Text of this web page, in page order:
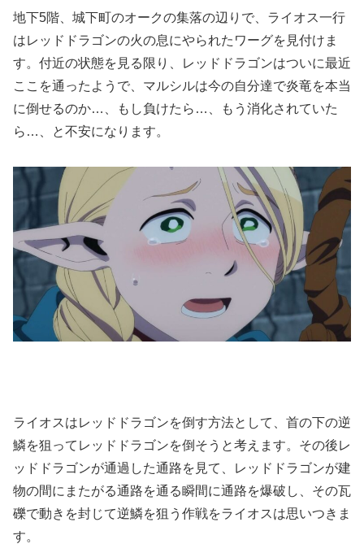
地下5階、城下町のオークの集落の辺りで、ライオス一行
はレッドドラゴンの火の息にやられたワーグを見付けま
す。付近の状態を見る限り、レッドドラゴンはついに最近
ここを通ったようで、マルシルは今の自分達で炎竜を本当
に倒せるのか…、もし負けたら…、もう消化されていた
ら…、と不安になります。
ライオスはレッドドラゴンを倒す方法として、首の下の逆
鱗を狙ってレッドドラゴンを倒そうと考えます。その後レ
ッドドラゴンが通過した通路を見て、レッドドラゴンが建
物の間にまたがる通路を通る瞬間に通路を爆破し、その瓦
礫で動きを封じて逆鱗を狙う作戦をライオスは思いつきま
す。